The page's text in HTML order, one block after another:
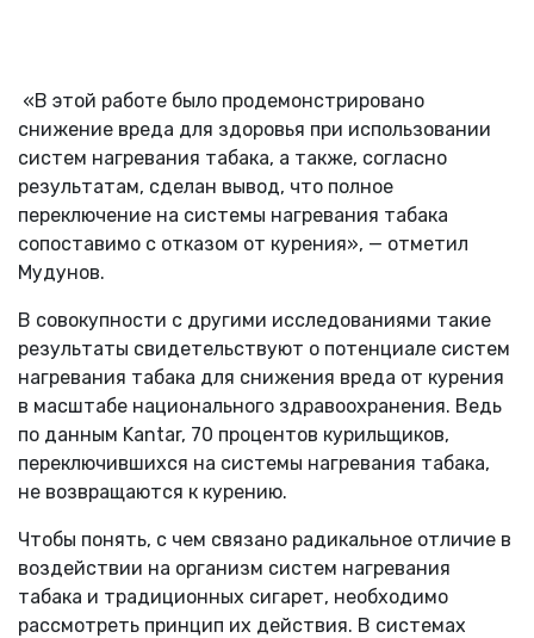
«В этой работе было продемонстрировано
снижение вреда для здоровья при использовании
систем нагревания табака, а также, согласно
результатам, сделан вывод, что полное
переключение на системы нагревания табака
сопоставимо с отказом от курения», — отметил
Мудунов.
В совокупности с другими исследованиями такие
результаты свидетельствуют о потенциале систем
нагревания табака для снижения вреда от курения
в масштабе национального здравоохранения. Ведь
по данным Kantar, 70 процентов курильщиков,
переключившихся на системы нагревания табака,
не возвращаются к курению.
Чтобы понять, с чем связано радикальное отличие в
воздействии на организм систем нагревания
табака и традиционных сигарет, необходимо
рассмотреть принцип их действия. В системах